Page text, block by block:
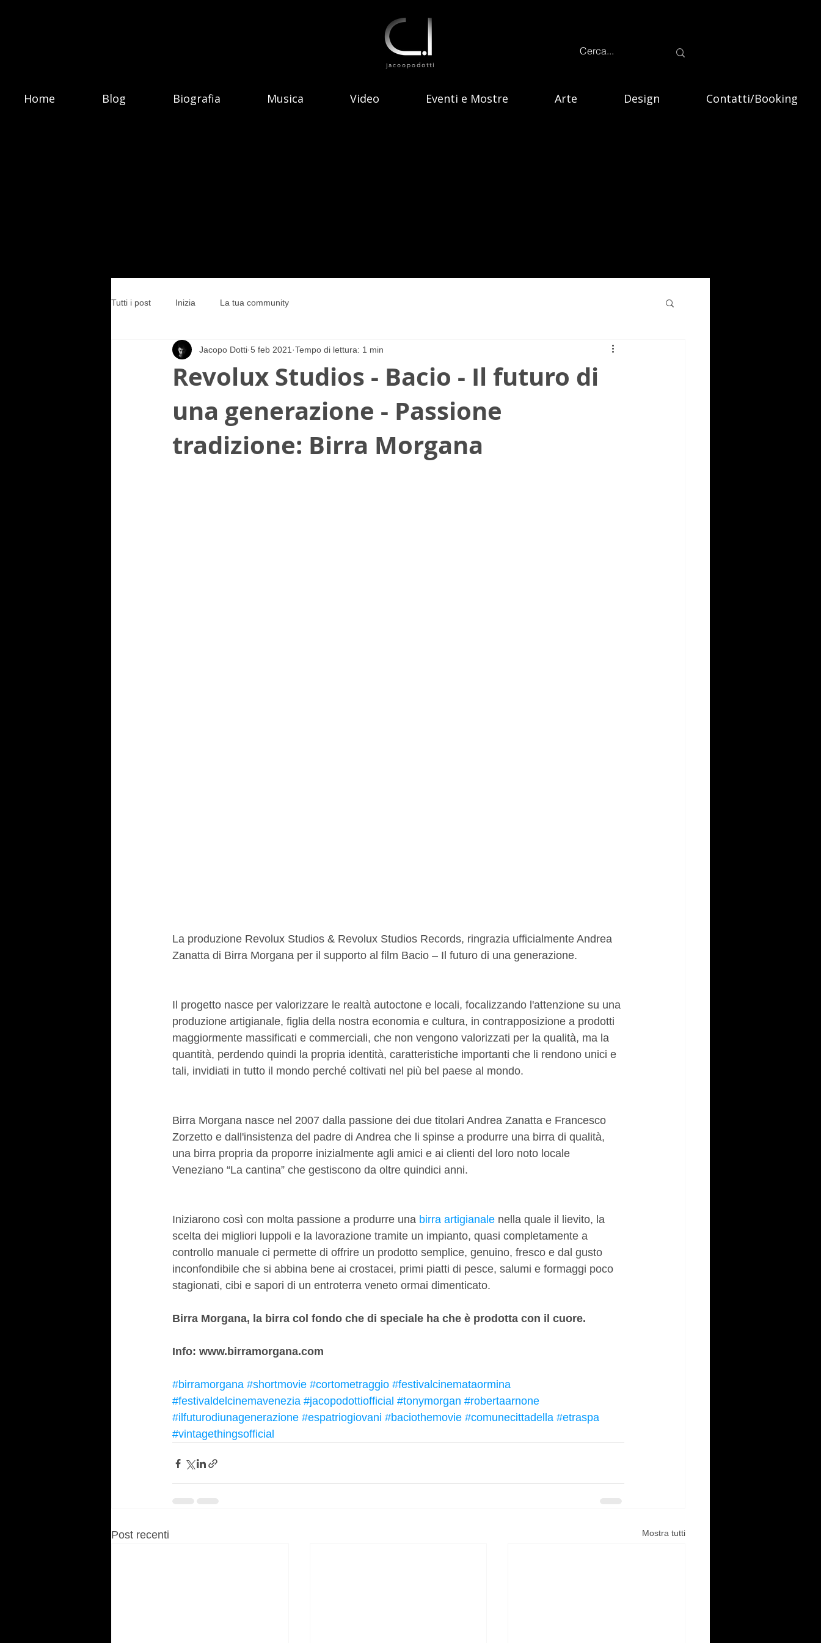
jacoopodotti
Home Blog Biografia Musica Video Eventi e Mostre Arte Design Contatti/Booking
Tutti i post Inizia La tua community
Revolux Studios - Bacio - Il futuro di
una generazione - Passione
tradizione: Birra Morgana
Jacopo Dotti 5 feb 2021 Tempo di lettura: 1 min
La produzione Revolux Studios & Revolux Studios Records, ringrazia ufficialmente Andrea
Zanatta di Birra Morgana per il supporto al film Bacio – Il futuro di una generazione.
Il progetto nasce per valorizzare le realtà autoctone e locali, focalizzando l'attenzione su una
produzione artigianale, figlia della nostra economia e cultura, in contrapposizione a prodotti
maggiormente massificati e commerciali, che non vengono valorizzati per la qualità, ma la
quantità, perdendo quindi la propria identità, caratteristiche importanti che li rendono unici e
tali, invidiati in tutto il mondo perché coltivati nel più bel paese al mondo.
Birra Morgana nasce nel 2007 dalla passione dei due titolari Andrea Zanatta e Francesco
Zorzetto e dall'insistenza del padre di Andrea che li spinse a produrre una birra di qualità,
una birra propria da proporre inizialmente agli amici e ai clienti del loro noto locale
Veneziano “La cantina” che gestiscono da oltre quindici anni.
Iniziarono così con molta passione a produrre una birra artigianale nella quale il lievito, la
scelta dei migliori luppoli e la lavorazione tramite un impianto, quasi completamente a
controllo manuale ci permette di offrire un prodotto semplice, genuino, fresco e dal gusto
inconfondibile che si abbina bene ai crostacei, primi piatti di pesce, salumi e formaggi poco
stagionati, cibi e sapori di un entroterra veneto ormai dimenticato.
Birra Morgana, la birra col fondo che di speciale ha che è prodotta con il cuore.
Info: www.birramorgana.com
#birramorgana #shortmovie #cortometraggio #festivalcinemataormina
#festivaldelcinemavenezia #jacopodottiofficial #tonymorgan #robertaarnone
#ilfuturodiunagenerazione #espatriogiovani #baciothemovie #comunecittadella #etraspa
#vintagethingsofficial
Post recenti Mostra tutti